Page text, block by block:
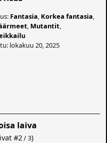
Fantasia Korkea fantasia
Mutantit
lokakuu 20, 2025
laiva
#2 / 3)